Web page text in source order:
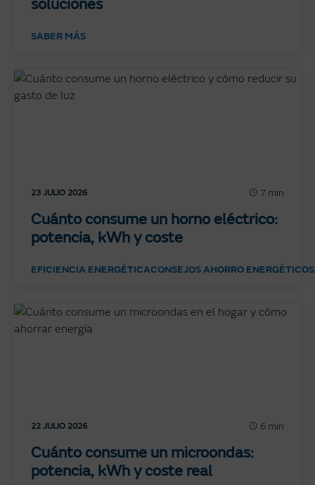
soluciones
SABER MÁS
23 JULIO 2026 7 min
Cuánto consume un horno eléctrico:
potencia, kWh y coste
EFICIENCIA ENERGÉTICACONSEJOS AHORRO ENERGÉTICO
22 JULIO 2026 6 min
Cuánto consume un microondas:
potencia, kWh y coste real